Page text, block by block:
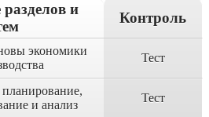
и
Контроль
экономики
Тест
и анализ
Тест